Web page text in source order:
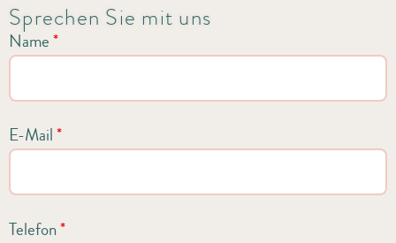
Sprechen Sie mit uns
Name*
E-Mail*
Telefon*